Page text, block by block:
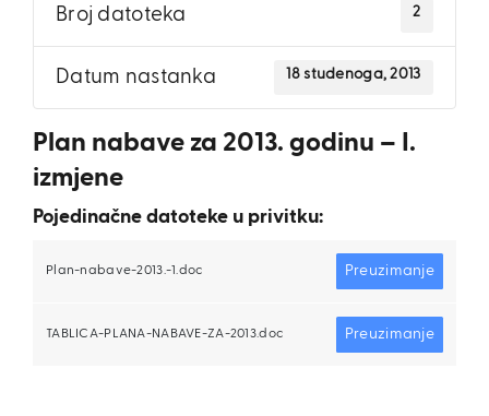
Broj datoteka 2
Datum nastanka 18 studenoga, 2013
Plan nabave za 2013. godinu – I.
izmjene
Pojedinačne datoteke u privitku:
Plan-nabave-2013.-1.doc Preuzimanje
TABLICA-PLANA-NABAVE-ZA-2013.doc Preuzimanje